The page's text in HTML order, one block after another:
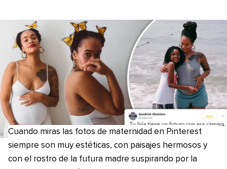
Cuando miras las fotos de maternidad en Pinterest
siempre son muy estéticas, con paisajes hermosos y
con el rostro de la futura madre suspirando por la